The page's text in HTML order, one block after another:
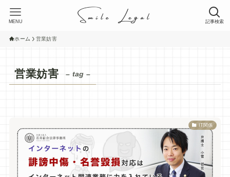
記事検索
MENU
ホーム 営業妨害
営業妨害 – tag –
IT関係